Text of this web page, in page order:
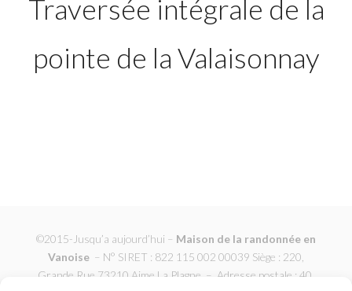
Traversée intégrale de la
pointe de la Valaisonnay
©2015-Jusqu’a aujourd’hui – Maison de la randonnée en
Vanoise – N° SIRET : 822 115 002 00039 Siège : 220,
Grande Rue 73210 Aime La Plagne – Adresse postale : 40,